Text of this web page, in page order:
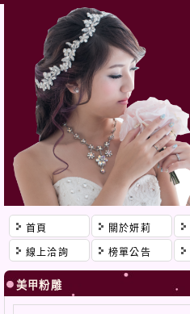
首頁 關於妍莉
線上洽詢 榜單公告
美甲粉雕